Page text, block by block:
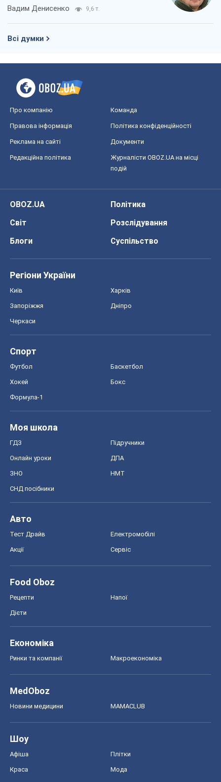
Вадим Денисенко 9,6 т.
Всі думки
Про компанію Команда
Правова інформація Політика конфіденційності
Реклама на сайті Документи
Редакційна політика
Журналісти OBOZ.UA на місці
подій
OBOZ.UA
Політика
Світ
Розслідування
Блоги
Суспільство
Регіони України
Київ Харків
Запоріжжя Дніпро
Черкаси
Спорт
Футбол Баскетбол
Хокей Бокс
Формула-1
Моя школа
ГДЗ Підручники
Онлайн уроки ДПА
ЗНО НМТ
СНД посібники
Авто
Тест Драйв Електромобілі
Акції Сервіс
Food Oboz
Рецепти Напої
Дієти
Економіка
Ринки та компанії Макроекономіка
MedOboz
Новини медицини MAMACLUB
Шоу
Афіша Плітки
Краса Мода